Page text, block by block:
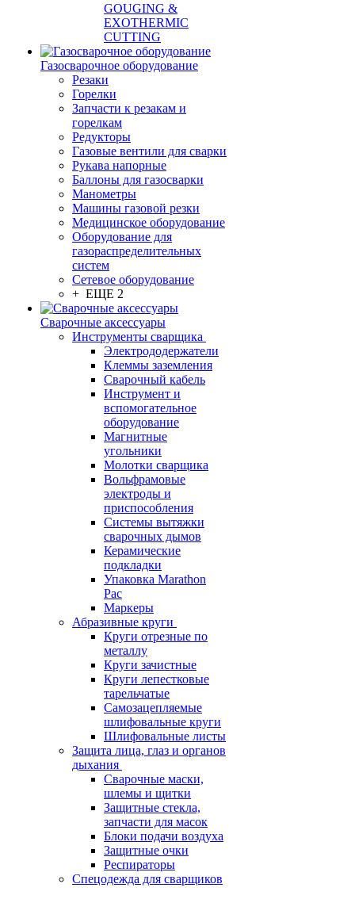
GOUGING &
EXOTHERMIC
CUTTING
Газосварочное оборудование
Резаки
Горелки
Запчасти к резакам и
горелкам
Редукторы
Газовые вентили для сварки
Рукава напорные
Баллоны для газосварки
Манометры
Машины газовой резки
Медицинское оборудование
Оборудование для
газораспределительных
систем
Сетевое оборудование
+ ЕЩЕ 2
Сварочные аксессуары
Инструменты сварщика
Электрододержатели
Клеммы заземления
Сварочный кабель
Инструмент и
вспомогательное
оборудование
Магнитные
угольники
Молотки сварщика
Вольфрамовые
электроды и
приспособления
Системы вытяжки
сварочных дымов
Керамические
подкладки
Упаковка Marathon
Pac
Маркеры
Абразивные круги
Круги отрезные по
металлу
Круги зачистные
Круги лепестковые
тарельчатые
Самозацепляемые
шлифовальные круги
Шлифовальные листы
Защита лица, глаз и органов
дыхания
Сварочные маски,
шлемы и щитки
Защитные стекла,
запчасти для масок
Блоки подачи воздуха
Защитные очки
Респираторы
Спецодежда для сварщиков